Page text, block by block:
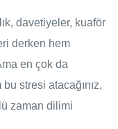
davetiyeler, kuaför
derken hem
en çok da
stresi atacağınız,
zaman dilimi